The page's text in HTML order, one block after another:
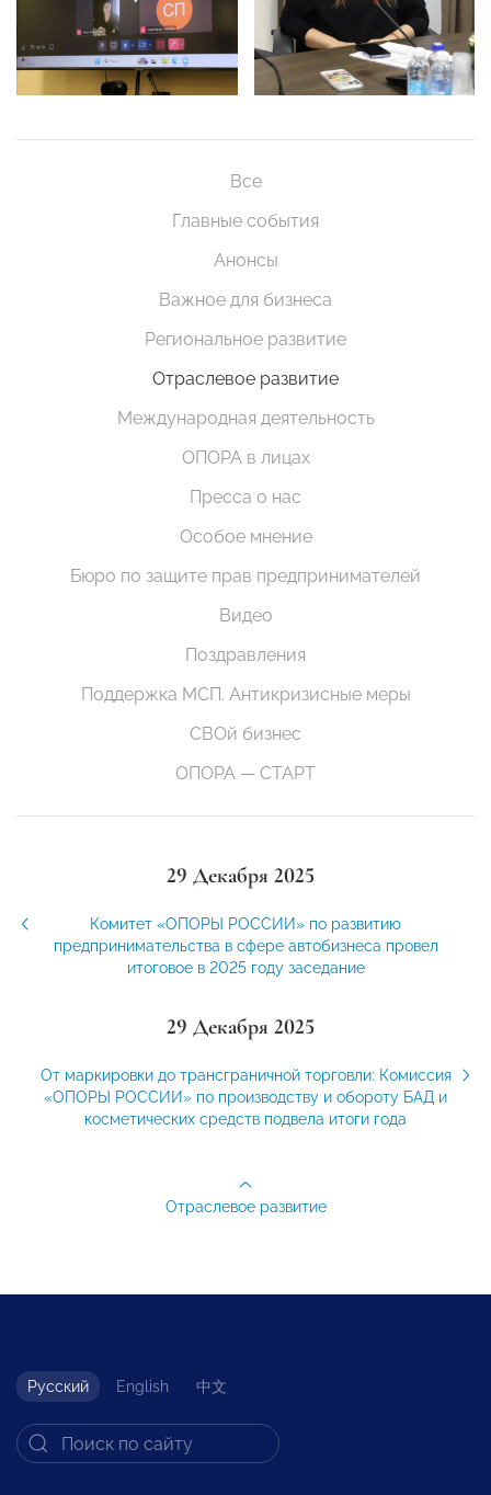
Все
Главные события
Анонсы
Важное для бизнеса
Региональное развитие
Отраслевое развитие
Международная деятельность
ОПОРА в лицах
Пресса о нас
Особое мнение
Бюро по защите прав предпринимателей
Видео
Поздравления
Поддержка МСП. Антикризисные меры
СВОй бизнес
ОПОРА — СТАРТ
29 Декабря 2025
Комитет «ОПОРЫ РОССИИ» по развитию
предпринимательства в сфере автобизнеса провел
итоговое в 2025 году заседание
29 Декабря 2025
От маркировки до трансграничной торговли: Комиссия
«ОПОРЫ РОССИИ» по производству и обороту БАД и
косметических средств подвела итоги года
Отраслевое развитие
Русский English 中文